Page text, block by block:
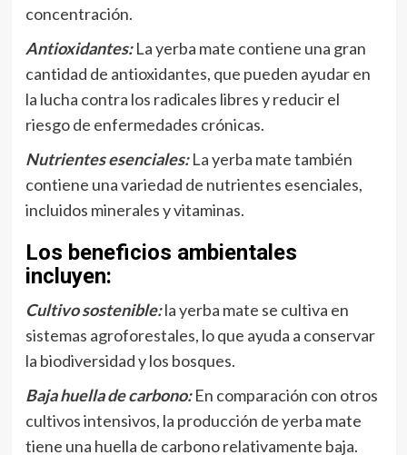
concentración.
Antioxidantes:La yerba mate contiene una gran
cantidad de antioxidantes, que pueden ayudar en
la lucha contra los radicales libres y reducir el
riesgo de enfermedades crónicas.
Nutrientes esenciales:La yerba mate también
contiene una variedad de nutrientes esenciales,
incluidos minerales y vitaminas.
Los beneficios ambientales
incluyen:
Cultivo sostenible:la yerba mate se cultiva en
sistemas agroforestales, lo que ayuda a conservar
la biodiversidad y los bosques.
Baja huella de carbono:En comparación con otros
cultivos intensivos, la producción de yerba mate
tiene una huella de carbono relativamente baja.